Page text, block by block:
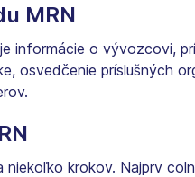
MRN
informácie o vývozcovi,
osvedčenie príslušných
niekoľko krokov. Najprv